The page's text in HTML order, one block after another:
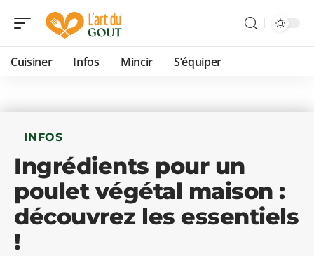
Cuisiner Infos Mincir S’équiper
INFOS
Ingrédients pour un
poulet végétal maison :
découvrez les essentiels
!